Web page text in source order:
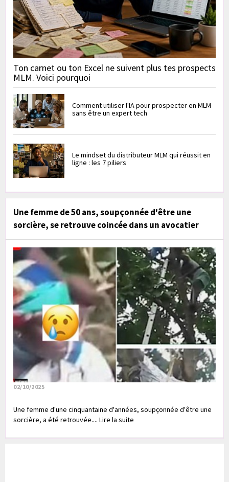
Ton carnet ou ton Excel ne suivent plus tes prospects
MLM. Voici pourquoi
Comment utiliser l'IA pour prospecter en MLM
sans être un expert tech
Le mindset du distributeur MLM qui réussit en
ligne : les 7 piliers
Une femme de 50 ans, soupçonnée d'être une
sorcière, se retrouve coincée dans un avocatier
02/10/2025
Une femme d'une cinquantaine d'années, soupçonnée d'être une
sorcière, a été retrouvée.... Lire la suite